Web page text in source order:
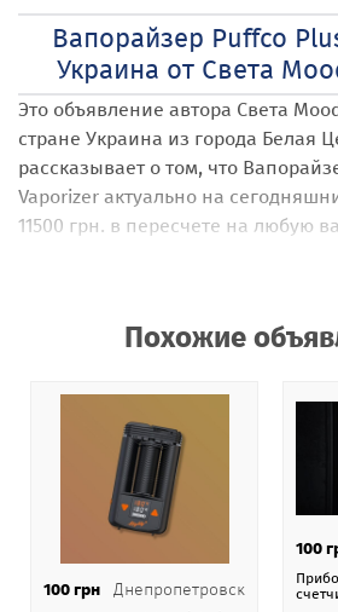
Вапорайзер Puffco
Украина от Света
Это объявление автора Света Mood
стране Украина из города Белая
рассказывает о том, что
Vaporizer актуально на
11500 грн. в пересчете на любую
Наши посетители могут
Puffco Plus Vaporizer
. Стоимость
предложений они выставляют
гривне, долларах или евро, по
Национального банка Украины.
доске бесплатных
151 категория в 106 странах мира.
При размещении объявления
Vaporizer
пользователь Света
Похожие
100 грн Днепропетровск
100